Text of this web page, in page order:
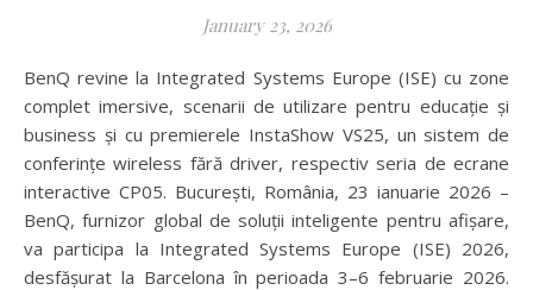
January 23, 2026
BenQ revine la Integrated Systems Europe (ISE) cu zone
complet imersive, scenarii de utilizare pentru educație și
business și cu premierele InstaShow VS25, un sistem de
conferințe wireless fără driver, respectiv seria de ecrane
interactive CP05. București, România, 23 ianuarie 2026 –
BenQ, furnizor global de soluții inteligente pentru afișare,
va participa la Integrated Systems Europe (ISE) 2026,
desfășurat la Barcelona în perioada 3–6 februarie 2026.